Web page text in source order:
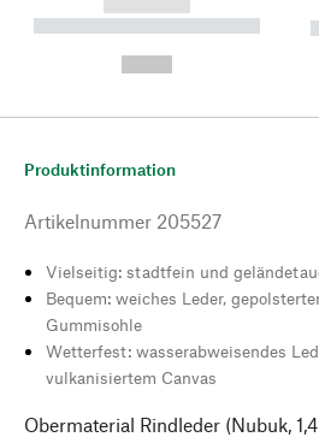
----------- ----------- --------
Produktinformation
Artikelnummer 205527
Vielseitig: stadtfein und
Bequem: weiches Leder,
Gummisohle
Wetterfest: wasserabweisendes
vulkanisiertem Canvas
Obermaterial Rindleder (Nubuk,